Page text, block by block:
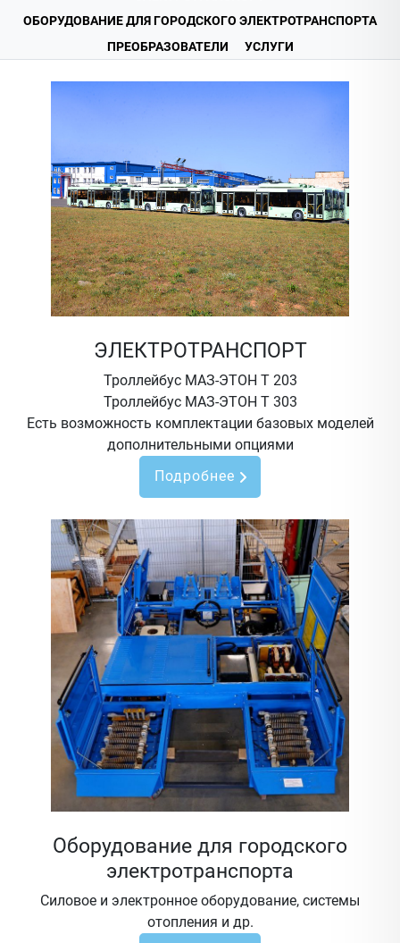
ОБОРУДОВАНИЕ ДЛЯ ГОРОДСКОГО ЭЛЕКТРОТРАНСПОРТА
ПРЕОБРАЗОВАТЕЛИ
УСЛУГИ
ЭЛЕКТРОТРАНСПОРТ
Троллейбус МАЗ-ЭТОН Т 203
Троллейбус МАЗ-ЭТОН Т 303
Есть возможность комплектации базовых моделей
дополнительными опциями
Подробнее
Оборудование для городского
электротранспорта
Силовое и электронное оборудование, системы
отопления и др.